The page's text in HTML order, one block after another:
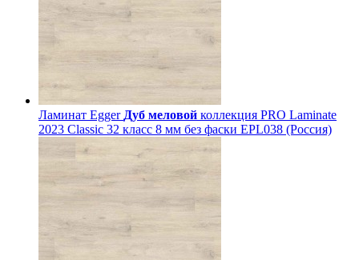
Ламинат Egger Дуб меловой коллекция PRO Laminate
2023 Classic 32 класс 8 мм без фаски EPL038 (Россия)